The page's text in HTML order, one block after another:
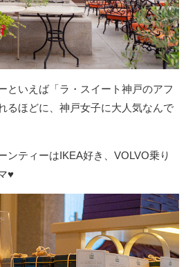
といえば「ラ・スイート神戸のアフ
るほどに、神戸女子に大人気なんで
ンティーはIKEA好き、VOLVO乗り
♥